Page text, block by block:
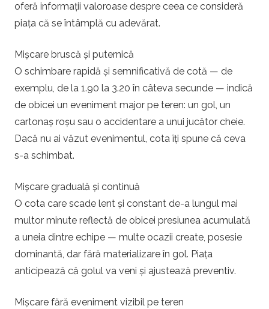
oferă informații valoroase despre ceea ce consideră
piața că se întâmplă cu adevărat.
Mișcare bruscă și puternică
O schimbare rapidă și semnificativă de cotă — de
exemplu, de la 1.90 la 3.20 în câteva secunde — indică
de obicei un eveniment major pe teren: un gol, un
cartonaș roșu sau o accidentare a unui jucător cheie.
Dacă nu ai văzut evenimentul, cota îți spune că ceva
s-a schimbat.
Mișcare graduală și continuă
O cota care scade lent și constant de-a lungul mai
multor minute reflectă de obicei presiunea acumulată
a uneia dintre echipe — multe ocazii create, posesie
dominantă, dar fără materializare în gol. Piața
anticipează că golul va veni și ajustează preventiv.
Mișcare fără eveniment vizibil pe teren